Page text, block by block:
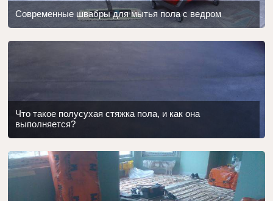
Современные швабры для мытья пола с ведром
Что такое полусухая стяжка пола, и как она
выполняется?